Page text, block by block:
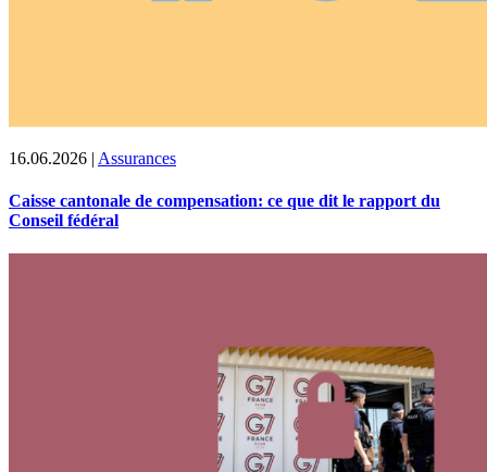
16.06.2026 | Assurances
Caisse cantonale de compensation: ce que dit le rapport du
Conseil fédéral